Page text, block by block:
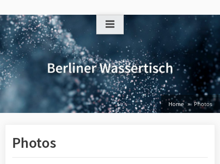
to
content
Home Photos
Photos